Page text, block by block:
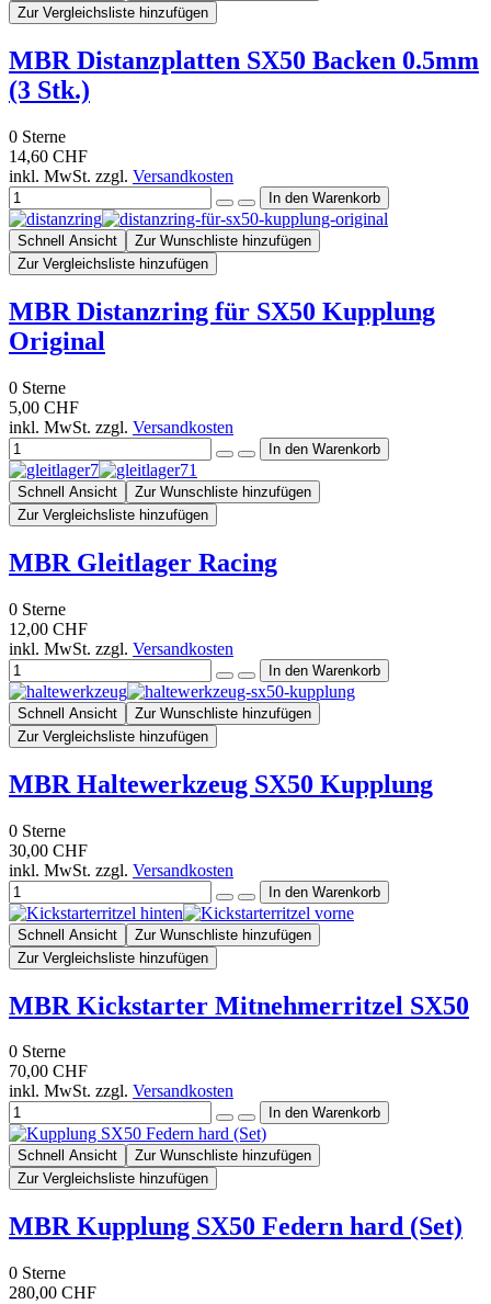
Zur Vergleichsliste hinzufügen
MBR Distanzplatten SX50 Backen 0.5mm
(3 Stk.)
0 Sterne
14,60 CHF
inkl. MwSt. zzgl. Versandkosten
Schnell Ansicht
Zur Wunschliste hinzufügen
Zur Vergleichsliste hinzufügen
MBR Distanzring für SX50 Kupplung
Original
0 Sterne
5,00 CHF
inkl. MwSt. zzgl. Versandkosten
Schnell Ansicht
Zur Wunschliste hinzufügen
Zur Vergleichsliste hinzufügen
MBR Gleitlager Racing
0 Sterne
12,00 CHF
inkl. MwSt. zzgl. Versandkosten
Schnell Ansicht
Zur Wunschliste hinzufügen
Zur Vergleichsliste hinzufügen
MBR Haltewerkzeug SX50 Kupplung
0 Sterne
30,00 CHF
inkl. MwSt. zzgl. Versandkosten
Schnell Ansicht
Zur Wunschliste hinzufügen
Zur Vergleichsliste hinzufügen
MBR Kickstarter Mitnehmerritzel SX50
0 Sterne
70,00 CHF
inkl. MwSt. zzgl. Versandkosten
Schnell Ansicht
Zur Wunschliste hinzufügen
Zur Vergleichsliste hinzufügen
MBR Kupplung SX50 Federn hard (Set)
0 Sterne
280,00 CHF